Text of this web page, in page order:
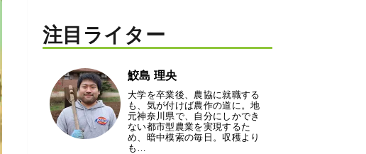
注目ライター
鮫島 理央
大学を卒業後、農協に就職する
も、気が付けば農作の道に。地
元神奈川県で、自分にしかでき
ない都市型農業を実現するた
め、暗中模索の毎日。収穫より
も…